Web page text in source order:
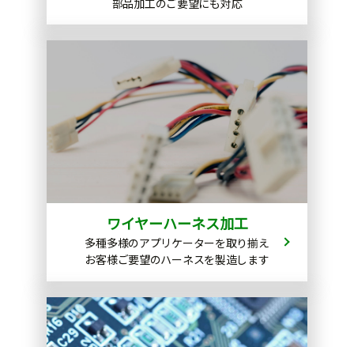
ワイヤーハーネス加工
多種多様のアプリケーターを取り揃え
お客様ご要望のハーネスを製造します